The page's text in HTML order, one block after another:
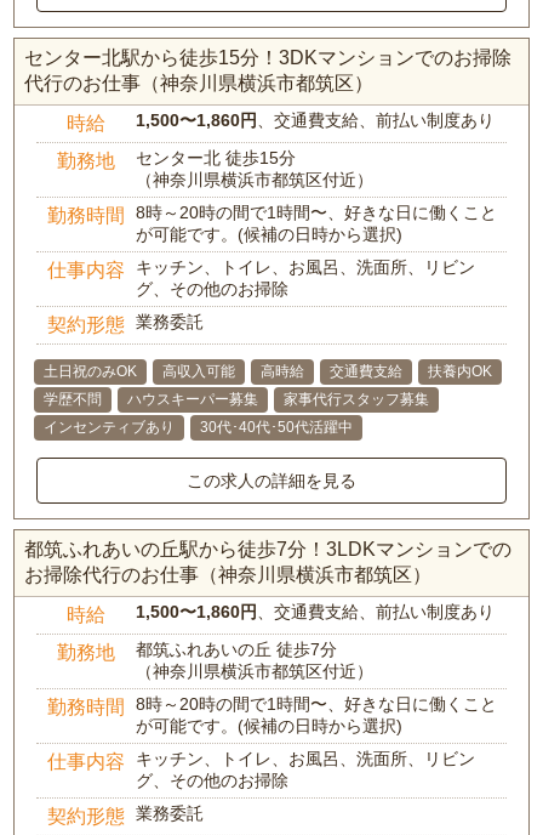
センター北駅から徒歩15分！3DKマンションでのお掃除
代行のお仕事（神奈川県横浜市都筑区）
時給 1,500〜1,860円 、交通費支給、前払い制度あり
勤務地
センター北 徒歩15分
（神奈川県横浜市都筑区付近）
勤務時間
8時～20時の間で1時間〜、好きな日に働くこと
が可能です。(候補の日時から選択)
仕事内容
キッチン、トイレ、お風呂、洗面所、リビン
グ、その他のお掃除
契約形態 業務委託
土日祝のみOK 高収入可能 高時給 交通費支給
扶養内OK
学歴不問
ハウスキーパー募集
家事代行スタッフ募集
インセンティブあり
30代･40代･50代活躍中
この求人の詳細を見る
都筑ふれあいの丘駅から徒歩7分！3LDKマンションでの
お掃除代行のお仕事（神奈川県横浜市都筑区）
時給 1,500〜1,860円 、交通費支給、前払い制度あり
勤務地
都筑ふれあいの丘 徒歩7分
（神奈川県横浜市都筑区付近）
勤務時間
8時～20時の間で1時間〜、好きな日に働くこと
が可能です。(候補の日時から選択)
仕事内容
キッチン、トイレ、お風呂、洗面所、リビン
グ、その他のお掃除
契約形態 業務委託